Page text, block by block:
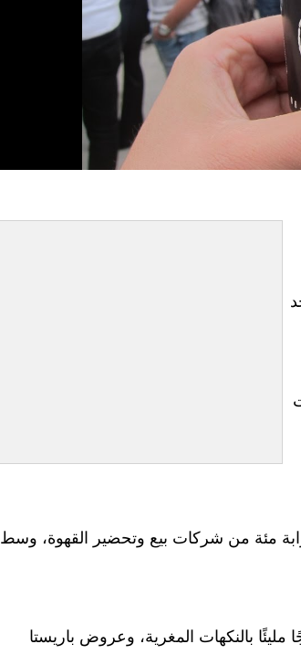
مئة من شركات بيع وتحضير القهوة، وسط
بالنكهات المغرية، وعروض باريستا